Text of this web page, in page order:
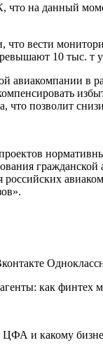
что на данный
что вести
10 тыс. т
авиакомпании в
что позволит
российских
как финтех
и какому